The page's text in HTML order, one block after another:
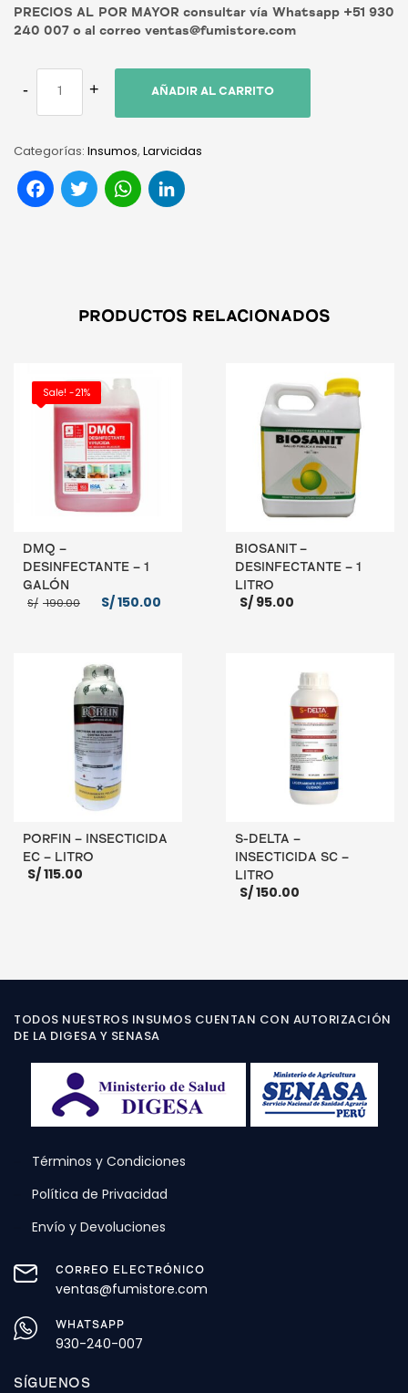
PRECIOS AL POR MAYOR consultar vía Whatsapp +51 930
240 007 o al correo ventas@fumistore.com
AÑADIR AL CARRITO
Categorías: Insumos, Larvicidas
Facebook
TwitterWhatsApp
PRODUCTOS RELACIONADOS
Sale! -21%
DMQ –
DESINFECTANTE – 1
GALÓN
S/ 190.00 El
precio
S/150.00
AÑADIR AL CARRITO
BIOSANIT –
DESINFECTANTE – 1
LITRO
S/95.00
PORFIN – INSECTICIDA
EC – LITRO
S/115.00
S-DELTA –
INSECTICIDA SC –
LITRO
S/150.00
TODOS NUESTROS INSUMOS CUENTAN CON AUTORIZACIÓN
DE LA DIGESA Y SENASA
Términos y Condiciones
Política de Privacidad
Envío y Devoluciones
CORREO ELECTRÓNICO
ventas@fumistore.com
WHATSAPP
930-240-007
SÍGUENOS